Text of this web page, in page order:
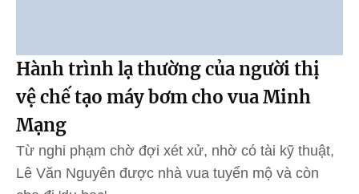
Hành trình lạ thường của người thị
vệ chế tạo máy bơm cho vua Minh
Mạng
Từ nghi phạm chờ đợi xét xử, nhờ có tài kỹ thuật,
Lê Văn Nguyên được nhà vua tuyển mộ và còn